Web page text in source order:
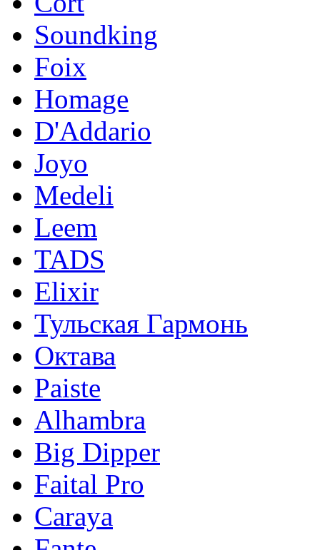
Soundking
Foix
Homage
D'Addario
Joyo
Medeli
Leem
TADS
Elixir
Тульская Гармонь
Октава
Paiste
Alhambra
Big Dipper
Faital Pro
Caraya